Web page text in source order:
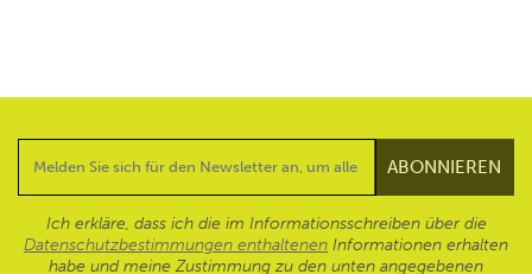
Ich erkläre, dass ich die im Informationsschreiben über die
Datenschutzbestimmungen enthaltenen Informationen erhalten
habe und meine Zustimmung zu den unten angegebenen